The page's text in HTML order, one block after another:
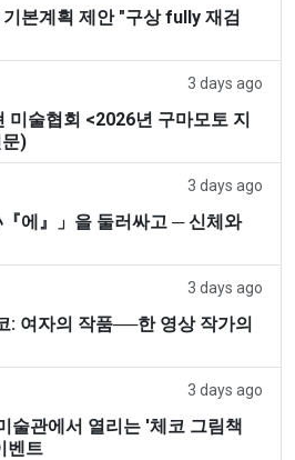
본계획 제안 "구상 fully 재검
3 days ago
미술협회 <2026년 구마모토 지
)
3 days ago
에』」을 둘러싸고 ─ 신체와
3 days ago
: 여자의 작품──한 영상 작가의
3 days ago
술관에서 열리는 '체코 그림책
벤트